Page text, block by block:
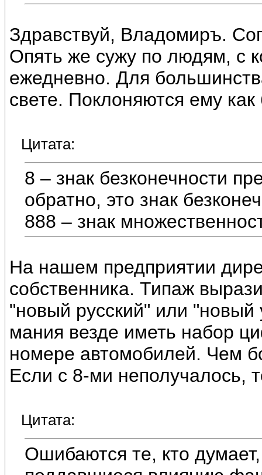
Здравствуй, Владомиръ.
Опять же сужу по людям, с
ежедневно. Для
свете. Поклоняются ему как
Цитата:
8 – знак безконечности
обратно, это знак
888 – знак
На нашем предприятии
собственника. Типаж
"новый русский" или "новый
мания везде иметь набор
номере автомобилей. Чем
Если с 8-ми неполучалось,
Цитата:
Ошибаются те, кто